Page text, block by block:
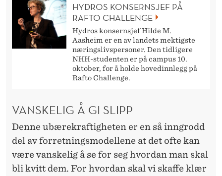
HYDROS KONSERNSJEF PÅ
RAFTO CHALLENGE
Hydros konsernsjef Hilde M.
Aasheim er en av landets mektigste
næringslivspersoner. Den tidligere
NHH-studenten er på campus 10.
oktober, for å holde hovedinnlegg på
Rafto Challenge.
VANSKELIG Å GI SLIPP
Denne ubærekraftigheten er en så inngrodd
del av forretningsmodellene at det ofte kan
være vanskelig å se for seg hvordan man skal
bli kvitt dem. For hvordan skal vi skaffe klær